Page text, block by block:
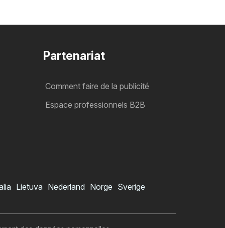
Partenariat
Comment faire de la publicité
Espace professionnels B2B
Lietuva Nederland Norge Sverige